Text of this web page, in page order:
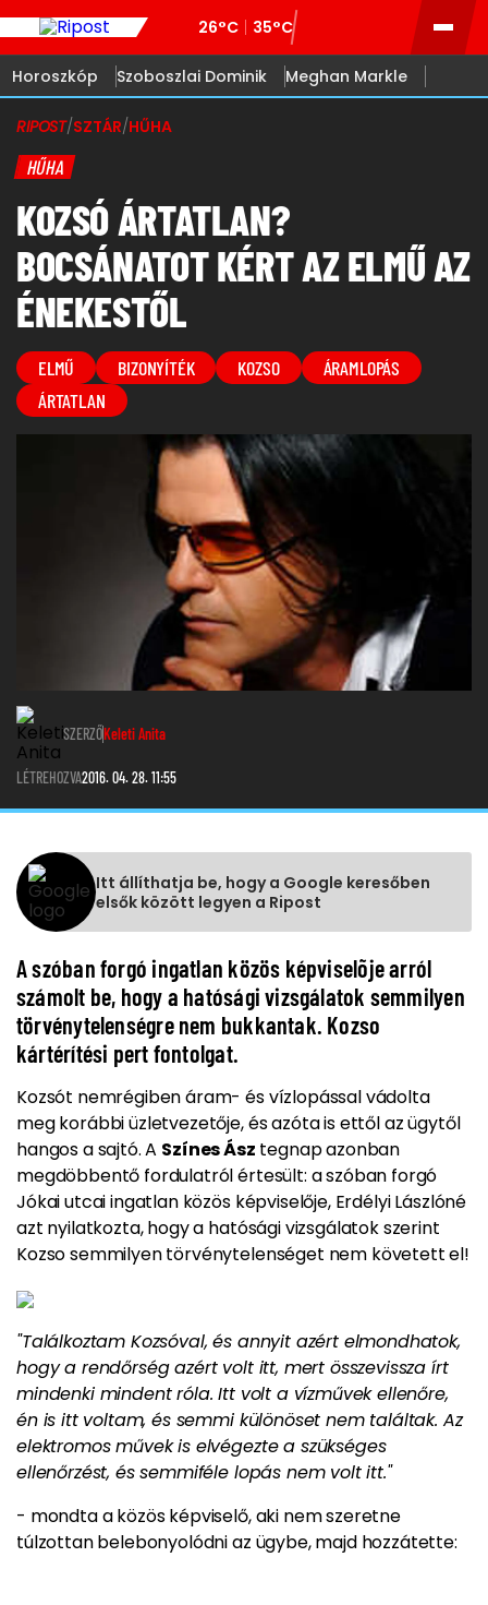
26°C 35°C
Horoszkóp Szoboszlai Dominik Meghan Markle
RIPOST/SZTÁR/HŰHA
HŰHA
KOZSÓ ÁRTATLAN?
BOCSÁNATOT KÉRT AZ ELMŰ AZ
ÉNEKESTŐL
ELMŰ BIZONYÍTÉK KOZSO
ÁRAMLOPÁS
ÁRTATLAN
SZERZŐKeleti Anita
LÉTREHOZVA2016. 04. 28. 11:55
Itt állíthatja be, hogy a Google keresőben
elsők között legyen a Ripost
A szóban forgó ingatlan közös képviselõje arról
számolt be, hogy a hatósági vizsgálatok semmilyen
törvénytelenségre nem bukkantak. Kozso
kártérítési pert fontolgat.
Kozsót nemrégibenáram- és vízlopássalvádolta
meg korábbi üzletvezetője, és azóta is ettőlaz ügytől
hangos a sajtó. A Színes Ász tegnap azonban
megdöbbentő fordulatról értesült: a szóban forgó
Jókai utcai ingatlan közös képviselője, Erdélyi Lászlóné
azt nyilatkozta, hogy a hatósági vizsgálatok szerint
Kozso semmilyen törvénytelenséget nem követett el!
"Találkoztam Kozsóval, és annyit azért elmondhatok,
hogy a rendőrség azért volt itt, mert összevissza írt
mindenki mindent róla. Itt volt a vízművek ellenőre,
én is itt voltam, és semmi különöset nem találtak. Az
elektromos művek is elvégezte a szükséges
ellenőrzést, és semmiféle lopás nem volt itt."
- mondta a közös képviselő, aki nem szeretne
túlzottan belebonyolódni az ügybe, majd hozzátette: